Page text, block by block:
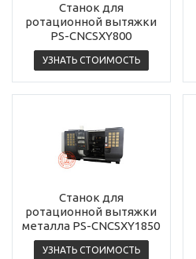
Станок для
ротационной вытяжки
PS-CNCSXY800
УЗНАТЬ СТОИМОСТЬ
Станок для
ротационной вытяжки
металла PS-CNCSXY1850
УЗНАТЬ СТОИМОСТЬ